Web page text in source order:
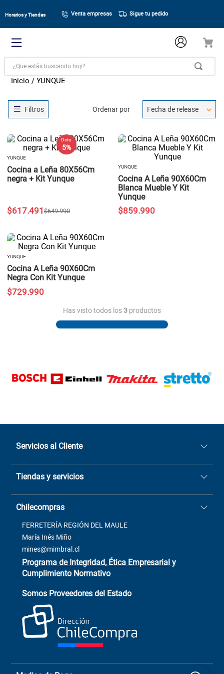
Horarios y Tiendas Venta empresas Sigue tu pedido
¿Que estás buscando hoy?
YUNQUE
Ordenar por Fecha de release
Dcto
5 %
YUNQUE
Cocina a Leña 80X56Cm
negra + Kit Yunque
$649.990
$617.491
YUNQUE
Cocina A Leña 90X60Cm
Blanca Mueble Y Kit
Yunque
$859.990
YUNQUE
Cocina A Leña 90X60Cm
Negra Con Kit Yunque
$729.990
Has visto todos los 3 productos
Servicios al Cliente
Quiénes somos
Sucursales
Términos y condiciones
Contacto
Venta Terreno
Trabaja con Nosotros
+56 9 6779 0465
+(73) 256
ChileCompras
+56 9 9888 9549
Tiendas y servicios
Casa Matriz: Avenida Chorrillos
2137 San Javier, Fono (73)
Chilecompras
FERRETERÍA REGIÓN DEL MAULE
María Inés Miño
mines@mimbral.cl
Programa de Integridad, Ética Empresarial y
Cumplimiento Normativo
Somos Proveedores del Estado